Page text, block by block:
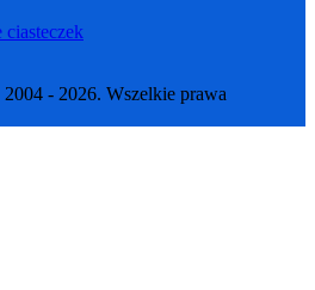
ciasteczek
- 2026. Wszelkie prawa